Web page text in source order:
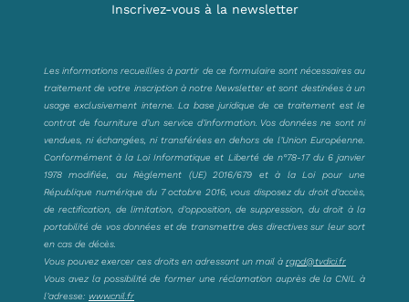
Inscrivez-vous à la newsletter
Les informations recueillies à partir de ce formulaire sont nécessaires au
traitement de votre inscription à notre Newsletter et sont destinées à un
usage exclusivement interne. La base juridique de ce traitement est le
contrat de fourniture d’un service d’information. Vos données ne sont ni
vendues, ni échangées, ni transférées en dehors de l’Union Européenne.
Conformément à la Loi Informatique et Liberté de n°78-17 du 6 janvier
1978 modifiée, au Règlement (UE) 2016/679 et à la Loi pour une
République numérique du 7 octobre 2016, vous disposez du droit d’accès,
de rectification, de limitation, d’opposition, de suppression, du droit à la
portabilité de vos données et de transmettre des directives sur leur sort
en cas de décès.
Vous pouvez exercer ces droits en adressant un mail à rgpd@tvdici.fr
Vous avez la possibilité de former une réclamation auprès de la CNIL à
l’adresse: www.cnil.fr